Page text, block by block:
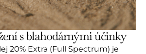
s blahodárnými účinky
20% Extra (Full Spectrum) je